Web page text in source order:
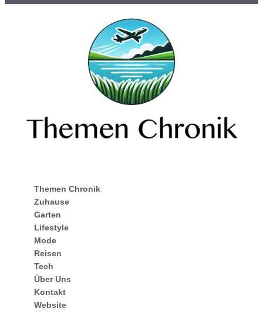
Themen Chronik
Zuhause
Garten
Lifestyle
Mode
Reisen
Tech
Über Uns
Kontakt
Website